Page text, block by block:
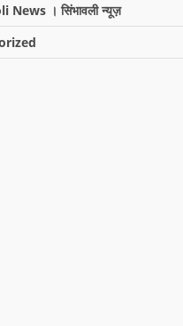
News । सिंभावली न्यूज़